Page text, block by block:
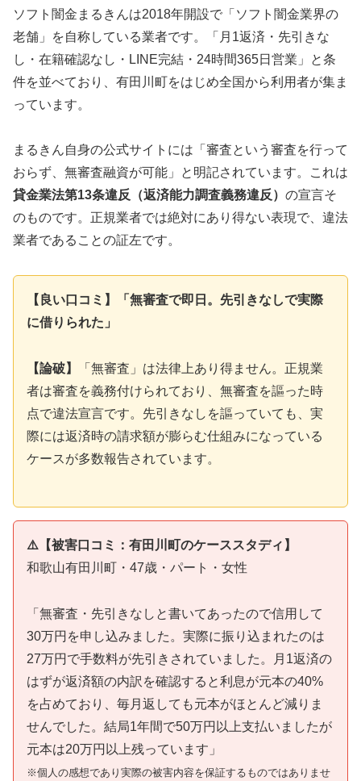
ソフト闇金まるきんは2018年開設で「ソフト闇金業界の
老舗」を自称している業者です。「月1返済・先引きな
し・在籍確認なし・LINE完結・24時間365日営業」と条
件を並べており、有田川町をはじめ全国から利用者が集ま
っています。
まるきん自身の公式サイトには「審査という審査を行って
おらず、無審査融資が可能」と明記されています。これは
貸金業法第13条違反（返済能力調査義務違反） の宣言そ
のものです。正規業者では絶対にあり得ない表現で、違法
業者であることの証左です。
【良い口コミ】「無審査で即日。先引きなしで実際
に借りられた」
【論破】
「無審査」は法律上あり得ません。正規業
者は審査を義務付けられており、無審査を謳った時
点で違法宣言です。先引きなしを謳っていても、実
際には返済時の請求額が膨らむ仕組みになっている
ケースが多数報告されています。
⚠️【被害口コミ：有田川町のケーススタディ】
和歌山有田川町・47歳・パート・女性
「無審査・先引きなしと書いてあったので信用して
30万円を申し込みました。実際に振り込まれたのは
27万円で手数料が先引きされていました。月1返済の
はずが返済額の内訳を確認すると利息が元本の40%
を占めており、毎月返しても元本がほとんど減りま
せんでした。結局1年間で50万円以上支払いましたが
元本は20万円以上残っています」
※個人の感想であり実際の被害内容を保証するものではありませ